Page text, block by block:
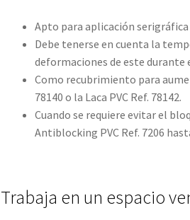
Apto para aplicación
Debe tenerse en cuenta la
deformaciones de este durante
Como recubrimiento para
78140 o la Laca PVC Ref. 78142.
Cuando se requiere evitar el
Antiblocking PVC Ref. 7206
Trabaja en un espacio